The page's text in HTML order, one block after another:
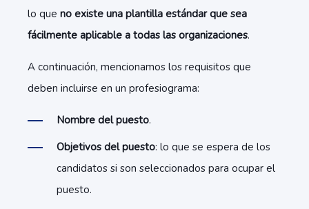
lo que no existe una plantilla estándar que sea
fácilmente aplicable a todas las organizaciones.
A continuación, mencionamos los requisitos que
deben incluirse en un profesiograma:
Nombre del puesto.
Objetivos del puesto: lo que se espera de los
candidatos si son seleccionados para ocupar el
puesto.